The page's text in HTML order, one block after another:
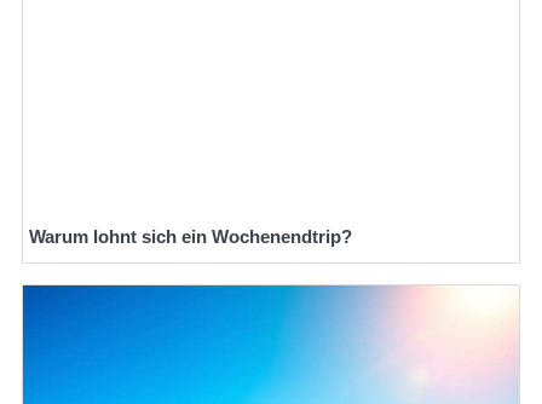
Warum lohnt sich ein Wochenendtrip?